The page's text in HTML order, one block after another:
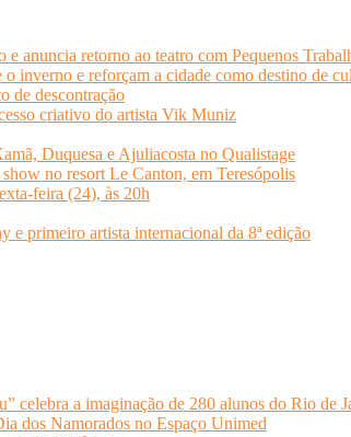
anuncia retorno ao teatro com Pequenos
inverno e reforçam a cidade como destino de
de descontração
criativo do artista Vik Muniz
Duquesa e Ajuliacosta no Qualistage
no resort Le Canton, em Teresópolis
feira (24), às 20h
primeiro artista internacional da 8ª edição
celebra a imaginação de 280 alunos do Rio de
dos Namorados no Espaço Unimed